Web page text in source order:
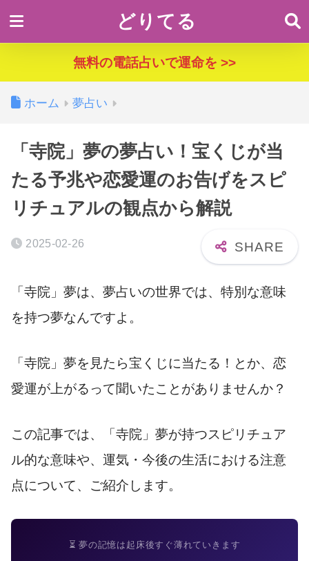
どりてる
無料の電話占いで運命を >>
ホーム 夢占い
「寺院」夢の夢占い！宝くじが当
たる予兆や恋愛運のお告げをスピ
リチュアルの観点から解説
2025-02-26
「寺院」夢は、夢占いの世界では、特別な意味
を持つ夢なんですよ。
「寺院」夢を見たら宝くじに当たる！とか、恋
愛運が上がるって聞いたことがありませんか？
この記事では、「寺院」夢が持つスピリチュア
ル的な意味や、運気・今後の生活における注意
点について、ご紹介します。
⏳ 夢の記憶は起床後すぐ薄れていきます